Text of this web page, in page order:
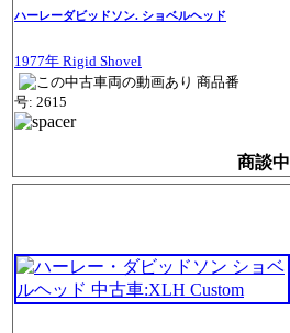
ハーレーダビッドソン. ショベルヘッド
1977年 Rigid Shovel
商品番
号: 2615
商談中